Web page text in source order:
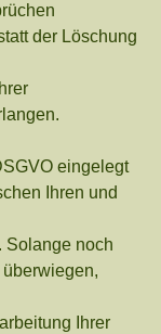
der Löschung
eingelegt
Ihren und
Solange noch
Ihrer